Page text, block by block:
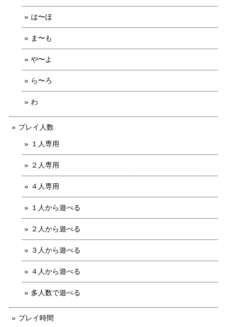
は〜ほ
ま〜も
や〜よ
ら〜ろ
わ
プレイ人数
１人専用
２人専用
４人専用
１人から遊べる
２人から遊べる
３人から遊べる
４人から遊べる
多人数で遊べる
プレイ時間